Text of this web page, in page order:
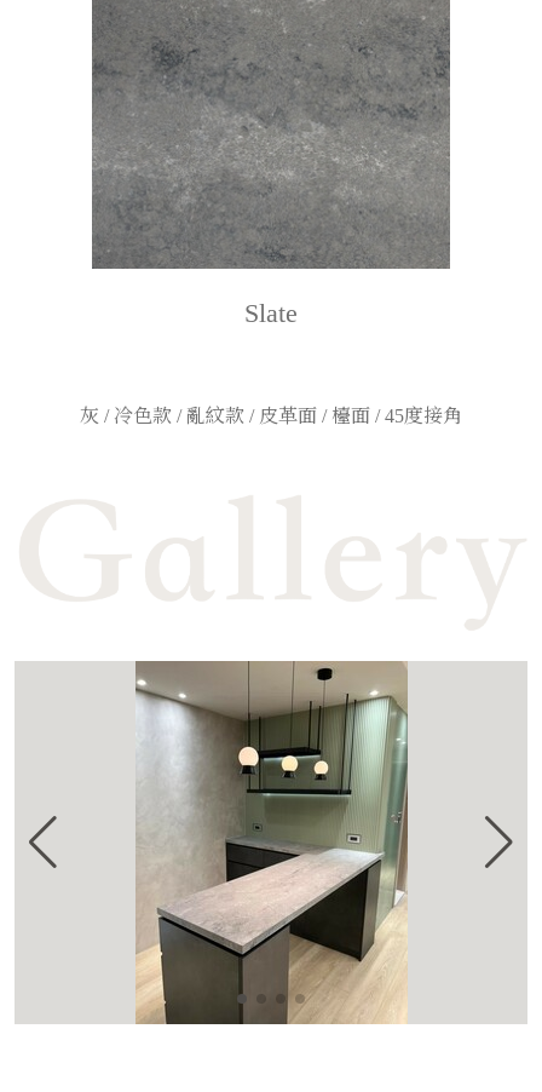
Slate
灰 / 冷色款 / 亂紋款 / 皮革面 / 檯面 / 45度接角